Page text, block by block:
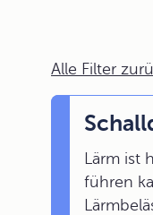
Alle Filter
Lärm ist
führen